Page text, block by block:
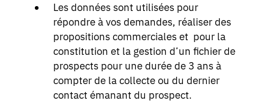
Les données sont utilisées pour
répondre à vos demandes, réaliser des
propositions commerciales et pour la
constitution et la gestion d’un fichier de
prospects pour une durée de 3 ans à
compter de la collecte ou du dernier
contact émanant du prospect.